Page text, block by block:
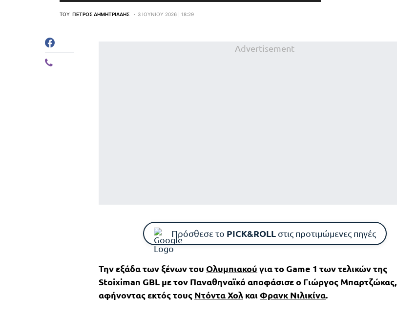
ΤΟΥ ΠΈΤΡΟΣ ΔΗΜΗΤΡΙΆΔΗΣ 3 ΙΟΥΝΊΟΥ 2026 | 18:29
Advertisement
Πρόσθεσε το PICK&ROLLστις προτιμώμενες πηγές
Την εξάδα των ξένων του Ολυμπιακού για το Game 1 των τελικών της
Stoiximan GBL με τον Παναθηναϊκό αποφάσισε ο Γιώργος Μπαρτζώκας,
αφήνοντας εκτός τους Ντόντα Χολ καιΦρανκ Νιλικίνα.